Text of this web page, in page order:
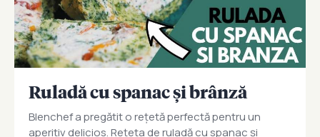
Ruladă cu spanac și brânză
Blenchef a pregătit o rețetă perfectă pentru un
aperitiv delicios. Rețeta de ruladă cu spanac și